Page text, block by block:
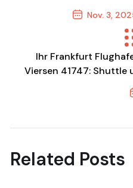
zum Festpreis
Nov. 3,
Previous
Ihr Frankfurt
Viersen 41747: Shuttle
Related Posts